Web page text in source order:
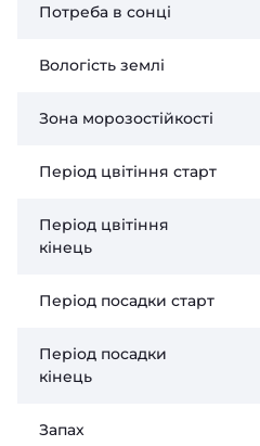
Потреба в сонці
Вологість землі
Зона морозостійкості
Період цвітіння старт
Період цвітіння
кінець
Період посадки старт
Період посадки
кінець
Запах